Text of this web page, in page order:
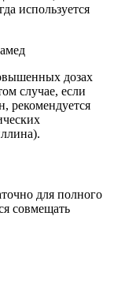
используется
дозах
случае, если
рекомендуется
для полного
совмещать